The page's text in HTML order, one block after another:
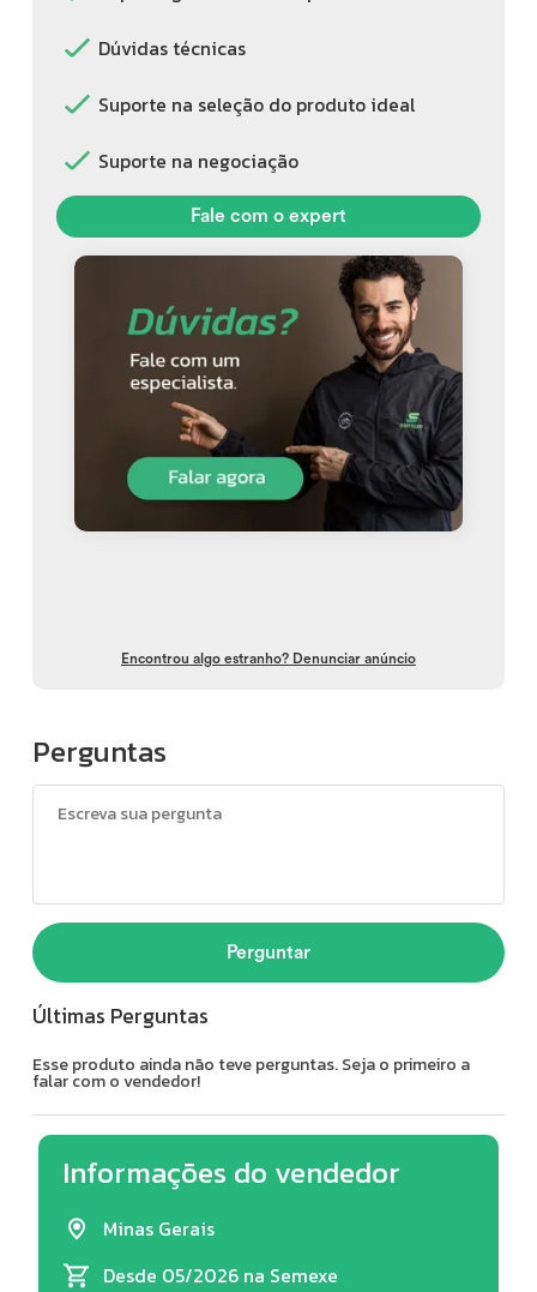
Perguntas
Perguntar
Últimas Perguntas
Esse produto ainda não teve perguntas. Seja o primeiro a
falar com o vendedor!
Informações do vendedor
Minas Gerais
Desde 05/2026 na Semexe
Dúvidas técnicas
Suporte na seleção do produto ideal
Suporte na negociação
Fale com o expert
Encontrou algo estranho? Denunciar anúncio